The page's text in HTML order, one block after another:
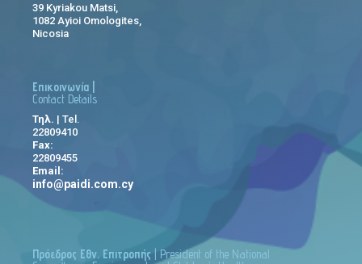
39 Kyriakou Matsi,
1082 Ayioi Omologites,
Nicosia
Επικοινωνία |
Contact Details
Τηλ. | Tel.
22809410
Fax:
22809455
Email:
info@paidi.com.cy
Πρόεδρος Εθν. Επιτροπής | President of the National